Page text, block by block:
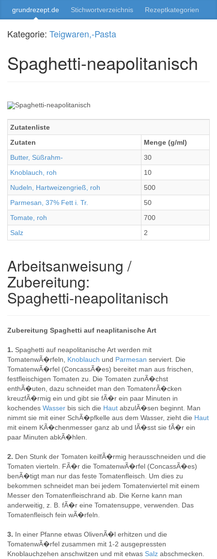
grundrezept.de Stichwortverzeichnis Rezeptkategorien
Kategorie: Teigwaren,-Pasta
Spaghetti-neapolitanisch
Zutatenliste
Zutaten
Menge (g/ml)
Butter, Süßrahm-
30
Knoblauch, roh
10
Nudeln, Hartweizengrieß, roh
500
Parmesan, 37% Fett i. Tr.
50
Tomate, roh
700
Salz
2
Arbeitsanweisung /
Zubereitung:
Spaghetti-neapolitanisch
Zubereitung Spaghetti auf neaplitanische Art
1. Spaghetti auf neapolitanische Art werden mit
TomatenwÃ�rfeln, Knoblauch und Parmesan serviert. Die
TomatenwÃ�rfel (ConcassÃ�es) bereitet man aus frischen,
festfleischigen Tomaten zu. Die Tomaten zunÃ�chst
enthÃ�uten, dazu schneidet man den TomatenrÃ�cken
kreuzfÃ�rmig ein und gibt sie fÃ�r ein paar Minuten in
kochendes Wasser bis sich die Haut abzulÃ�sen beginnt. Man
nimmt sie mit einer SchÃ�pfkelle aus dem Wasser, zieht die Haut
mit einem KÃ�chenmesser ganz ab und lÃ�sst sie fÃ�r ein
paar Minuten abkÃ�hlen.
2. Den Stunk der Tomaten keilfÃ�rmig herausschneiden und die
Tomaten vierteln. FÃ�r die TomatenwÃ�rfel (ConcassÃ�es)
benÃ�tigt man nur das feste Tomatenfleisch. Um dies zu
bekommen schneidet man bei jedem Tomatenviertel mit einem
Messer den Tomatenfleischrand ab. Die Kerne kann man
anderweitig, z. B. fÃ�r eine Tomatensuppe, verwenden. Das
Tomatenfleisch fein wÃ�rfeln.
3. In einer Pfanne etwas OlivenÃ�l erhitzen und die
TomatenwÃ�rfel zusammen mit 1-2 ausgepressten
Knoblauchzehen anschwitzen und mit etwas Salz abschmecken.